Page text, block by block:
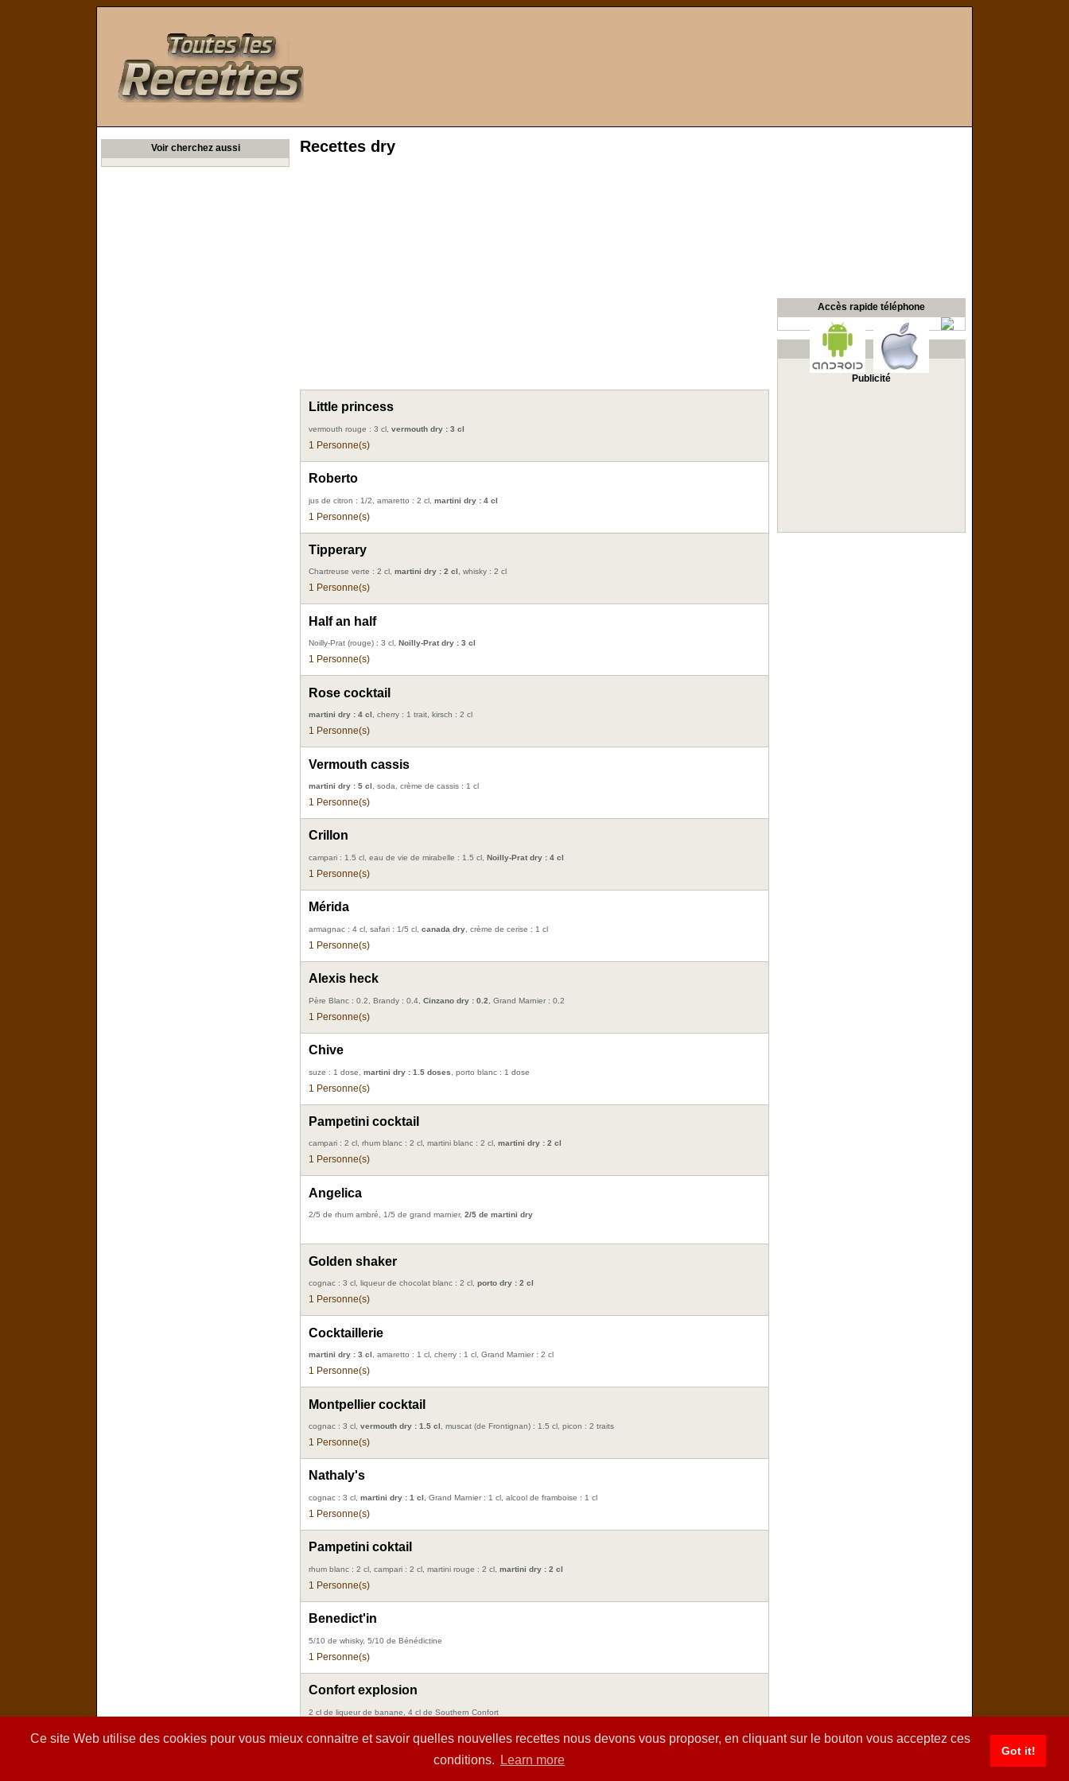
Ce site Web utilise des cookies pour vous mieux connaitre et savoir quelles nouvelles recettes nous devons vous proposer, en cliquant sur le bouton vous acceptez ces
conditions.
Learn more
Got it!
Voir cherchez aussi Recettes dry
Little princess
vermouth rouge : 3 cl, vermouth dry : 3 cl
1 Personne(s)
Roberto
jus de citron : 1/2, amaretto : 2 cl, martini dry : 4 cl
1 Personne(s)
Tipperary
Chartreuse verte : 2 cl, martini dry : 2 cl , whisky : 2 cl
1 Personne(s)
Half an half
Noilly-Prat (rouge) : 3 cl, Noilly-Prat dry : 3 cl
1 Personne(s)
Rose cocktail
martini dry : 4 cl , cherry : 1 trait, kirsch : 2 cl
1 Personne(s)
Vermouth cassis
martini dry : 5 cl , soda, crème de cassis : 1 cl
1 Personne(s)
Crillon
campari : 1.5 cl, eau de vie de mirabelle : 1.5 cl, Noilly-Prat dry : 4 cl
1 Personne(s)
Mérida
armagnac : 4 cl, safari : 1/5 cl, canada dry , crème de cerise : 1 cl
1 Personne(s)
Alexis heck
Père Blanc : 0.2, Brandy : 0.4, Cinzano dry : 0.2 , Grand Marnier : 0.2
1 Personne(s)
Chive
suze : 1 dose, martini dry : 1.5 doses , porto blanc : 1 dose
1 Personne(s)
Pampetini cocktail
campari : 2 cl, rhum blanc : 2 cl, martini blanc : 2 cl, martini dry : 2 cl
1 Personne(s)
Angelica
2/5 de rhum ambré, 1/5 de grand marnier, 2/5 de martini dry
Golden shaker
cognac : 3 cl, liqueur de chocolat blanc : 2 cl, porto dry : 2 cl
1 Personne(s)
Cocktaillerie
martini dry : 3 cl , amaretto : 1 cl, cherry : 1 cl, Grand Marnier : 2 cl
1 Personne(s)
Montpellier cocktail
cognac : 3 cl, vermouth dry : 1.5 cl , muscat (de Frontignan) : 1.5 cl, picon : 2 traits
1 Personne(s)
Nathaly's
cognac : 3 cl, martini dry : 1 cl , Grand Marnier : 1 cl, alcool de framboise : 1 cl
1 Personne(s)
Pampetini coktail
rhum blanc : 2 cl, campari : 2 cl, martini rouge : 2 cl, martini dry : 2 cl
1 Personne(s)
Benedict'in
5/10 de whisky, 5/10 de Bénédictine
1 Personne(s)
Confort explosion
2 cl de liqueur de banane, 4 cl de Southern Confort
Accès rapide téléphone
Publicité